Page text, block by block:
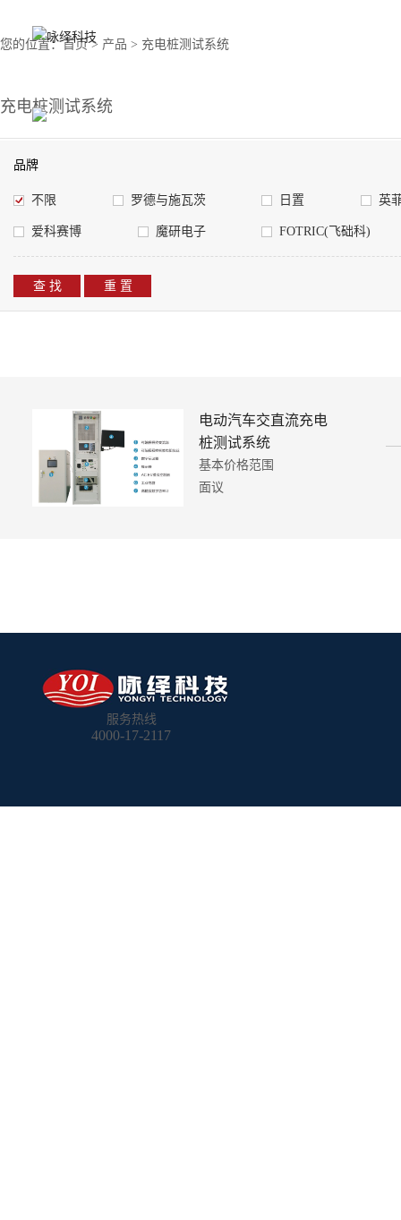
您的位置：首页> 产品 > 充电桩测试系统
充电桩测试系统
品牌
不限 罗德与施瓦茨 日置 英
爱科赛博 魔研电子 FOTRIC(飞础科)
查 找 重 置
电动汽车交直流充电
桩测试系统
基本价格范围
面议
服务热线
4000-17-2117